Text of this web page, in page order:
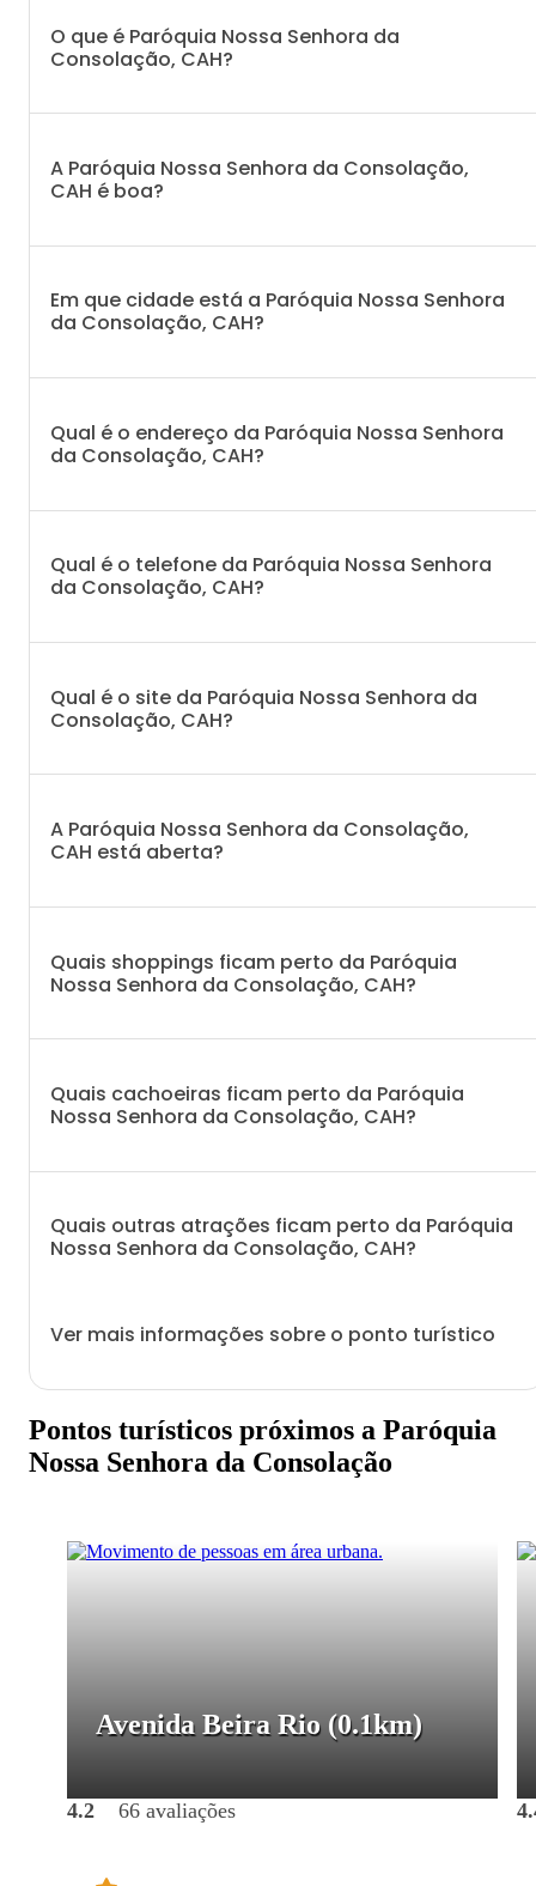
O que é Paróquia Nossa Senhora da
Consolação, CAH?
A Paróquia Nossa Senhora da Consolação,
CAH é boa?
Em que cidade está a Paróquia Nossa Senhora
da Consolação, CAH?
Qual é o endereço da Paróquia Nossa Senhora
da Consolação, CAH?
Qual é o telefone da Paróquia Nossa Senhora
da Consolação, CAH?
Qual é o site da Paróquia Nossa Senhora da
Consolação, CAH?
A Paróquia Nossa Senhora da Consolação,
CAH está aberta?
Quais shoppings ficam perto da Paróquia
Nossa Senhora da Consolação, CAH?
Quais cachoeiras ficam perto da Paróquia
Nossa Senhora da Consolação, CAH?
Quais outras atrações ficam perto da Paróquia
Nossa Senhora da Consolação, CAH?
Ver mais informações sobre o ponto turístico
Pontos turísticos próximos a Paróquia
Nossa Senhora da Consolação
Avenida Beira Rio (0.1km)
4.2 66 avaliações